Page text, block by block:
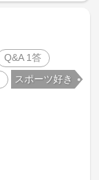
Q&A 1答
スポーツ好き